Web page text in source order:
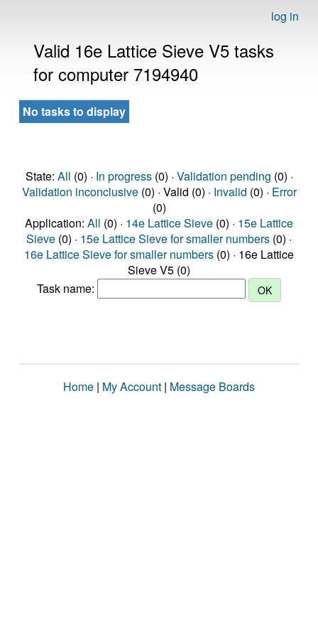
log in
Valid 16e Lattice Sieve V5 tasks
for computer 7194940
No tasks to display
State: All (0) · In progress(0) · Validation pending (0) ·
Validation inconclusive(0) · Valid (0) · Invalid (0) · Error
(0)
Application: All (0) · 14e Lattice Sieve (0) · 15e Lattice
Sieve (0) · 15e Lattice Sieve for smaller numbers (0) ·
16e Lattice Sieve for smaller numbers (0) · 16e Lattice
Sieve V5 (0)
Task name:
Home | My Account | Message Boards